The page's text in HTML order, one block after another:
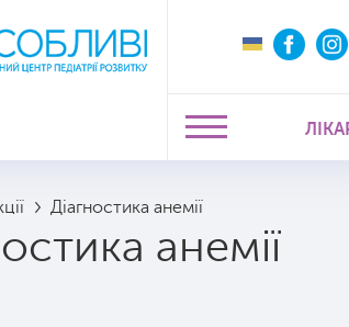
Діагностика анемії
анемії